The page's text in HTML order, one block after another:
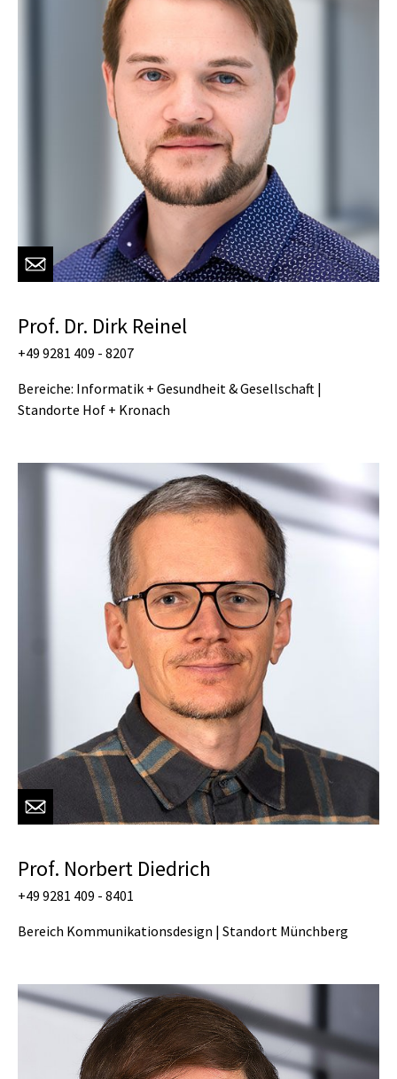
Prof. Dr. Dirk Reinel
+49 9281 409 - 8207
Bereiche: Informatik + Gesundheit & Gesellschaft |
Standorte Hof + Kronach
Prof. Norbert Diedrich
+49 9281 409 - 8401
Bereich Kommunikationsdesign | Standort Münchberg